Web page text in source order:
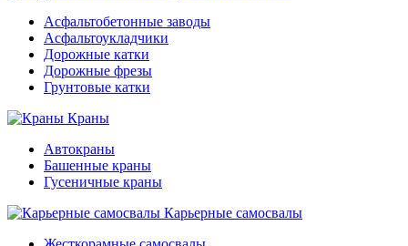
Асфальтобетонные заводы
Асфальтоукладчики
Дорожные катки
Дорожные фрезы
Грунтовые катки
Краны
Автокраны
Башенные краны
Гусеничные краны
Карьерные самосвалы